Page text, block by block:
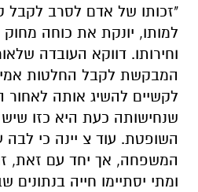
"זכותו של אדם לסרב לקבל
למותו, יונקת את כוחה
וחירותו. דווקא העובדה
המבקשת לקבל החלטות
לקשיים להשיג אותה
שנחישותה כעת היא כזו
השופטת. עוד צ יינה כי
המשפחה, אך יחד עם זאת,
ומתי יסתיימו חייה